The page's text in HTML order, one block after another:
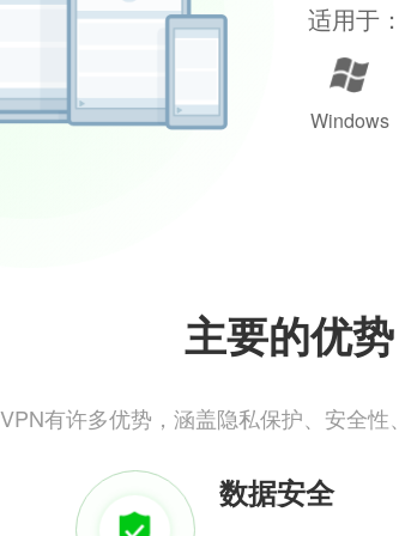
适用于：
Windows
主要的优势
有许多优势，涵盖隐私保护、安全性
数据安全